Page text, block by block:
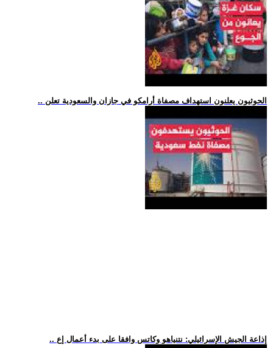
.. الحوثيون يعلنون استهداف مصفاة أرامكو في جازان والسعودية تعلن
.. إذاعة الجيش الإسرائيلي: نتنياهو وكاتس وافقا على بدء أعمال إع